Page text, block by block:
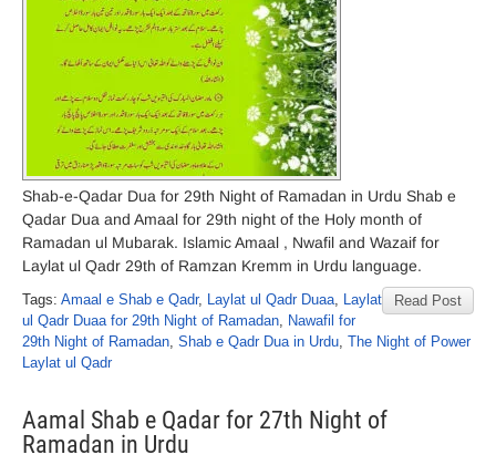
Shab-e-Qadar Dua for 29th Night of Ramadan in Urdu Shab e
Qadar Dua and Amaal for 29th night of the Holy month of
Ramadan ul Mubarak. Islamic Amaal , Nwafil and Wazaif for
Laylat ul Qadr 29th of Ramzan Kremm in Urdu language.
Read Post
Tags: Amaal e Shab e Qadr, Laylat ul Qadr Duaa, Laylat
ul Qadr Duaa for 29th Night of Ramadan, Nawafil for
29th Night of Ramadan, Shab e Qadr Dua in Urdu, The Night of Power
Laylat ul Qadr
Aamal Shab e Qadar for 27th Night of
Ramadan in Urdu